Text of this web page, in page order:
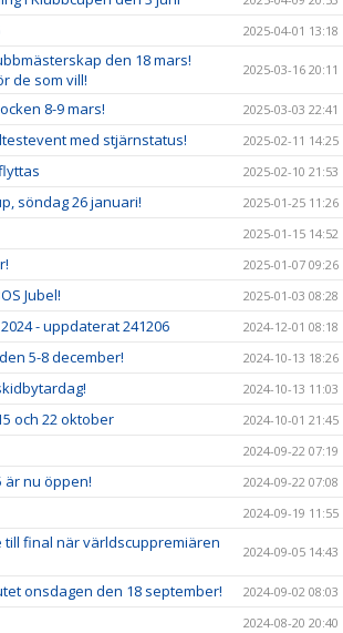
2025-04-01 13:18
den 18 mars!
de som vill!
2025-03-16 20:11
8-9 mars! 2025-03-03 22:41
med stjärnstatus! 2025-02-11 14:25
2025-02-10 21:53
söndag 26 januari! 2025-01-25 11:26
2025-01-15 14:52
2025-01-07 09:26
Jubel! 2025-01-03 08:28
- uppdaterat 241206 2024-12-01 08:18
5-8 december! 2024-10-13 18:26
2024-10-13 11:03
och 22 oktober 2024-10-01 21:45
2024-09-22 07:19
är nu öppen!
2024-09-22 07:08
2024-09-19 11:55
till final när världscuppremiären
2024-09-05 14:43
onsdagen den 18 september! 2024-09-02 08:03
2024-08-20 20:40